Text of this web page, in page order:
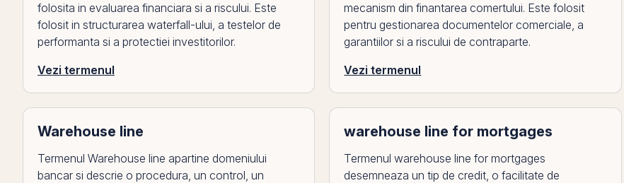
folosita in evaluarea financiara si a riscului. Este
folosit in structurarea waterfall-ului, a testelor de
performanta si a protectiei investitorilor.
Vezi termenul
mecanism din finantarea comertului. Este folosit
pentru gestionarea documentelor comerciale, a
garantiilor si a riscului de contraparte.
Vezi termenul
Warehouse line
Termenul Warehouse line apartine domeniului
bancar si descrie o procedura, un control, un
warehouse line for mortgages
Termenul warehouse line for mortgages
desemneaza un tip de credit, o facilitate de